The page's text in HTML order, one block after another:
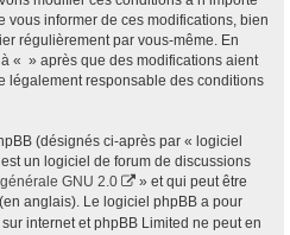
vous informer de ces modifications, bien
régulièrement par vous-même. En
« » après que des modifications aient
légalement responsable des conditions
(désignés ci-après par « logiciel
un logiciel de forum de discussions
GNU 2.0
» et qui peut être
(en anglais). Le logiciel phpBB a pour
internet et phpBB Limited ne peut en